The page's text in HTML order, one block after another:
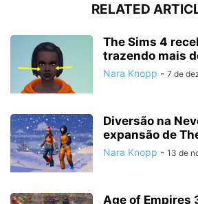
RELATED
The Sims 4
trazendo mais
Nara Knopp - 7 de
Diversão na
expansão de
Nara Knopp - 13 de
Age of Empires